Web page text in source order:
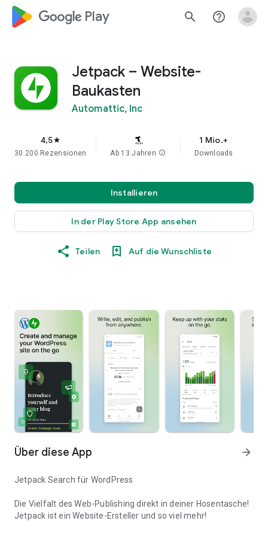
google_logo Play search help_outline
Jetpack – Website-
Baukasten
Automattic, Inc
4,5star
30.200 Rezensionen Ab 13 Jahren info
1 Mio.+
Downloads
Installieren
In der Play Store App ansehen
Teilen Auf die Wunschliste
Über diese App arrow_forward
Jetpack Search für WordPress
Die Vielfalt des Web-Publishing direkt in deiner Hosentasche!
Jetpack ist ein Website-Ersteller und so viel mehr!